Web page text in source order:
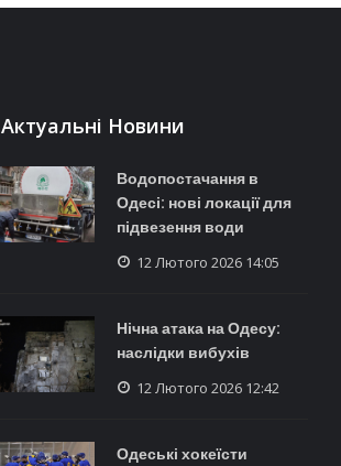
Актуальні Новини
Водопостачання в
Одесі: нові локації для
підвезення води
12 Лютого 2026 14:05
Нічна атака на Одесу:
наслідки вибухів
12 Лютого 2026 12:42
Одеські хокеїсти